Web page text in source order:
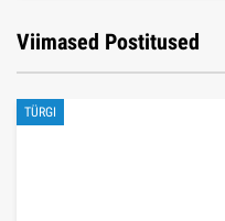
Viimased Postitused
TÜRGI